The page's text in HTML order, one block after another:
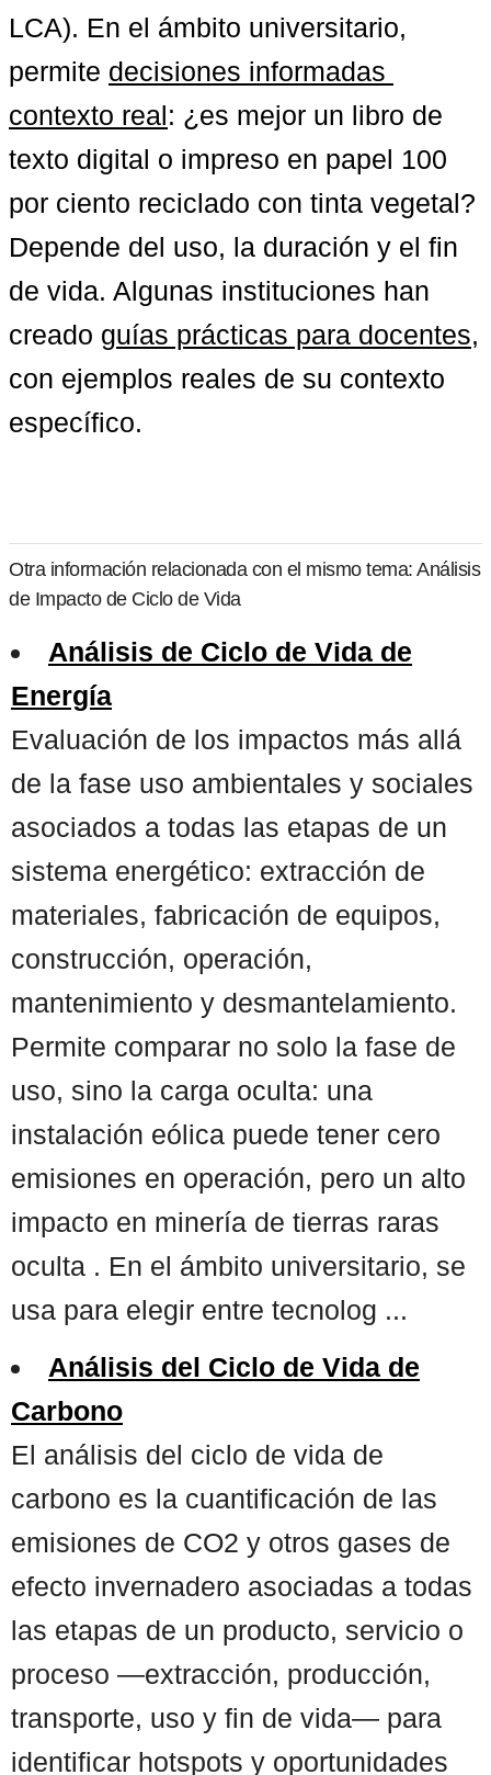
LCA). En el ámbito universitario,
permite decisiones informadas
contexto real: ¿es mejor un libro de
texto digital o impreso en papel 100
por ciento reciclado con tinta vegetal?
Depende del uso, la duración y el fin
de vida. Algunas instituciones han
creado guías prácticas para docentes,
con ejemplos reales de su contexto
específico.
Otra información relacionada con el mismo tema: Análisis
de Impacto de Ciclo de Vida
Análisis de Ciclo de Vida de
Energía
Evaluación de los impactos más allá
de la fase uso ambientales y sociales
asociados a todas las etapas de un
sistema energético: extracción de
materiales, fabricación de equipos,
construcción, operación,
mantenimiento y desmantelamiento.
Permite comparar no solo la fase de
uso, sino la carga oculta: una
instalación eólica puede tener cero
emisiones en operación, pero un alto
impacto en minería de tierras raras
oculta . En el ámbito universitario, se
usa para elegir entre tecnolog ...
Análisis del Ciclo de Vida de
Carbono
El análisis del ciclo de vida de
carbono es la cuantificación de las
emisiones de CO2 y otros gases de
efecto invernadero asociadas a todas
las etapas de un producto, servicio o
proceso —extracción, producción,
transporte, uso y fin de vida— para
identificar hotspots y oportunidades